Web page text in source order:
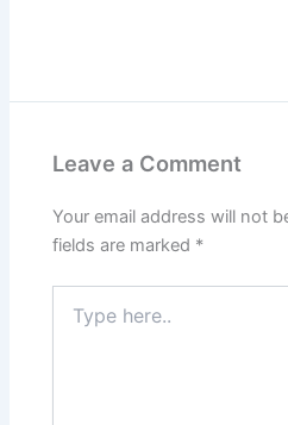
Leave a Comment
Your email address will not
fields are marked *
here..